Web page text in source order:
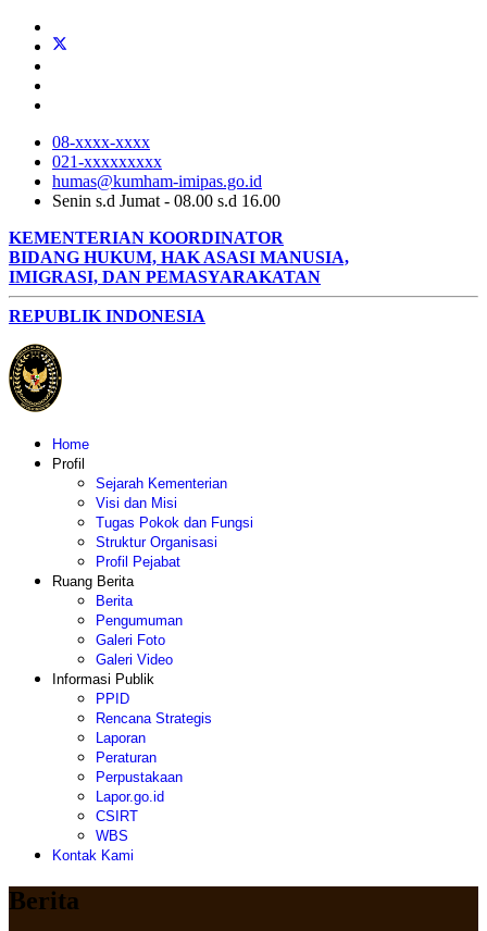
08-xxxx-xxxx
021-xxxxxxxxx
humas@kumham-imipas.go.id
Senin s.d Jumat - 08.00 s.d 16.00
KEMENTERIAN KOORDINATOR
BIDANG HUKUM, HAK ASASI MANUSIA,
IMIGRASI, DAN PEMASYARAKATAN
REPUBLIK INDONESIA
Home
Profil
Sejarah Kementerian
Visi dan Misi
Tugas Pokok dan Fungsi
Struktur Organisasi
Profil Pejabat
Ruang Berita
Berita
Pengumuman
Galeri Foto
Galeri Video
Informasi Publik
PPID
Rencana Strategis
Laporan
Peraturan
Perpustakaan
Lapor.go.id
CSIRT
WBS
Kontak Kami
Berita